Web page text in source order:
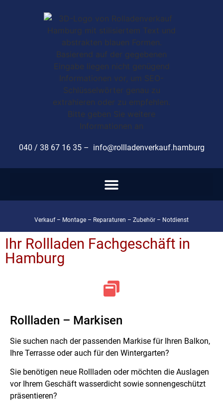
040 / 38 67 16 35 – info@rollladenverkauf.hamburg
Verkauf – Montage – Reparaturen – Zubehör – Notdienst
Ihr Rollladen Fachgeschäft in
Hamburg
Rollladen – Markisen
Sie suchen nach der passenden Markise für Ihren Balkon,
Ihre Terrasse oder auch für den Wintergarten?
Sie benötigen neue Rollladen oder möchten die Auslagen
vor Ihrem Geschäft wasserdicht sowie sonnengeschützt
präsentieren?